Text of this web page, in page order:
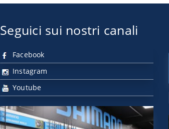
Seguici sui nostri canali
Facebook
Instagram
Youtube